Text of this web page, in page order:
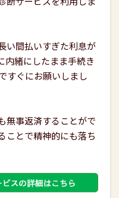
い間払いすぎた利息が
内緒にしたまま手続き
すぐにお願いしまし
無事返済することがで
ことで精神的にも落ち